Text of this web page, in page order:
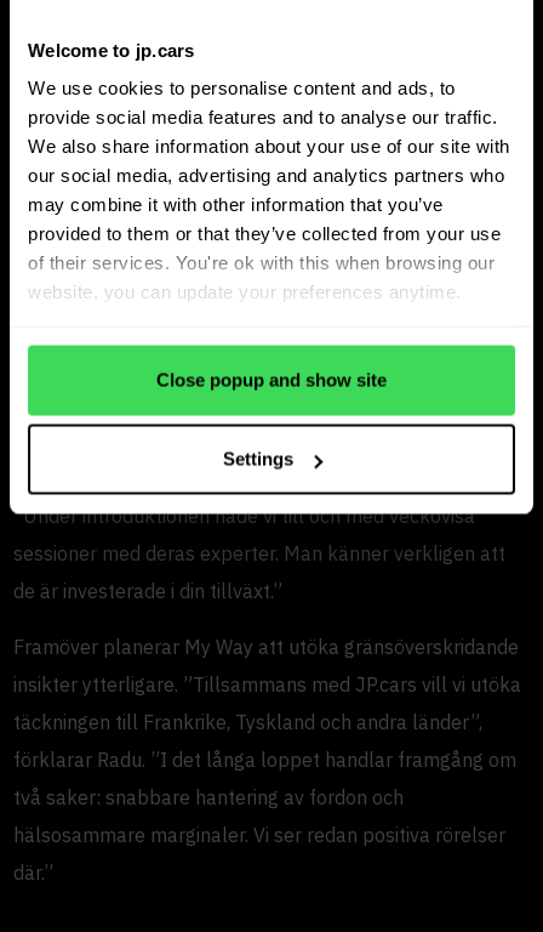
Welcome to jp.cars
We use cookies to personalise content and ads, to
provide social media features and to analyse our traffic.
We also share information about your use of our site with
our social media, advertising and analytics partners who
may combine it with other information that you’ve
provided to them or that they’ve collected from your use
of their services. You're ok with this when browsing our
website, you can update your preferences anytime.
Close popup and show site
Settings
inte bara ha billiga bilar. Vi vill ha bilar som presterar bra
på marknaden. ETR hjälper oss att filtrera dessa bilar för
både B2B- och B2C-kanaler, medan experter alltid fattar
det slutgiltiga beslutet.”
Snabbare hantering av fordon
och hälsosammare marginaler
”Under introduktionen hade vi till och med veckovisa
sessioner med deras experter. Man känner verkligen att
de är investerade i din tillväxt.”
Framöver planerar My Way att utöka gränsöverskridande
insikter ytterligare. ”Tillsammans med JP.cars vill vi utöka
täckningen till Frankrike, Tyskland och andra länder”,
förklarar Radu. ”I det långa loppet handlar framgång om
två saker: snabbare hantering av fordon och
hälsosammare marginaler. Vi ser redan positiva rörelser
där.”